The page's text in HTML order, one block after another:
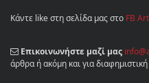
Κάντε like στη σελίδα μας στο FB
Επικοινωνήστε μαζί μας
άρθρα ή ακόμη και για